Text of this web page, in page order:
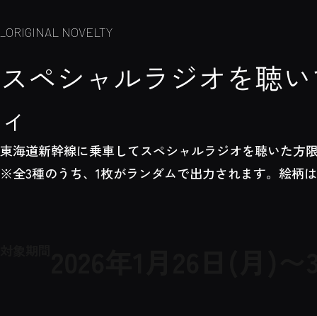
_ORIGINAL NOVELTY
スペシャルラジオを聴
ィ
東海道新幹線に乗車してスペシャルラジオを聴いた方
※全3種のうち、1枚がランダムで出力されます。絵柄